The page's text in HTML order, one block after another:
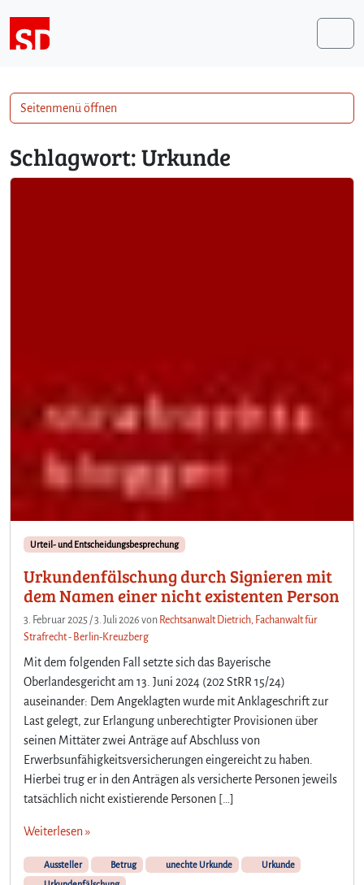
Schlagwort:Urkunde
Urteil- und Entscheidungsbesprechung
Urkundenfälschung durch Signieren mit
dem Namen einer nicht existenten Person
3. Februar 2025 /3. Juli 2026 von Rechtsanwalt Dietrich, Fachanwalt für
Strafrecht - Berlin-Kreuzberg
Mit dem folgenden Fall setzte sich das Bayerische
Oberlandesgericht am 13. Juni 2024 (202 StRR 15/24)
auseinander: Dem Angeklagten wurde mit Anklageschrift zur
Last gelegt, zur Erlangung unberechtigter Provisionen über
seinen Mittäter zwei Anträge auf Abschluss von
Erwerbsunfähigkeitsversicherungen eingereicht zu haben.
Hierbei trug er in den Anträgen als versicherte Personen jeweils
tatsächlich nicht existierende Personen […]
Weiterlesen »
Aussteller Betrug unechte Urkunde
Urkunde
Seitenmenü öffnen